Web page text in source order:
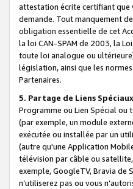
attestation écrite certifiant que
demande. Tout manquement
obligation essentielle de cet
la loi CAN-SPAM de 2003, la
toute loi analogue ou
législation, ainsi que les
Partenaires.
5. Partage de Liens
Programme ou Lien Spécial
(par exemple, un module
exécutée ou installée par un
(autre qu'une Application
télévision par câble ou
exemple, GoogleTV, Bravia de
n’utiliserez pas ou vous